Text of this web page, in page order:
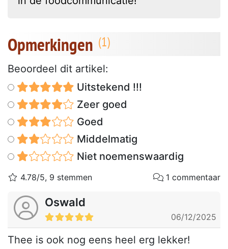
Opmerkingen
Beoordeel dit artikel:
Uitstekend !!!
Zeer goed
Goed
Middelmatig
Niet noemenswaardig
4.78/5, 9 stemmen 1 commentaar
Oswald
06/12/2025
Thee is ook nog eens heel erg lekker!